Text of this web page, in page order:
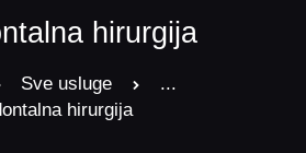
hirurgija
Sve usluge
...
hirurgija